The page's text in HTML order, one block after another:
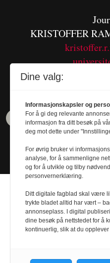
KRISTOFFER
Design by
Dine valg:
Informasjonskapsler og
For å gi deg relevante
informasjon fra ditt besøk på
deg mot dette under
For øvrig bruker vi
analyse, for å sammenligne
og for å utvikle og tilby
personvernerklæring.
Ditt digitale fagblad skal være
trykte bladet alltid har vært –
annonseplass. I digital
dine besøk på nettstedet for å
kontinuerlig, slik at du